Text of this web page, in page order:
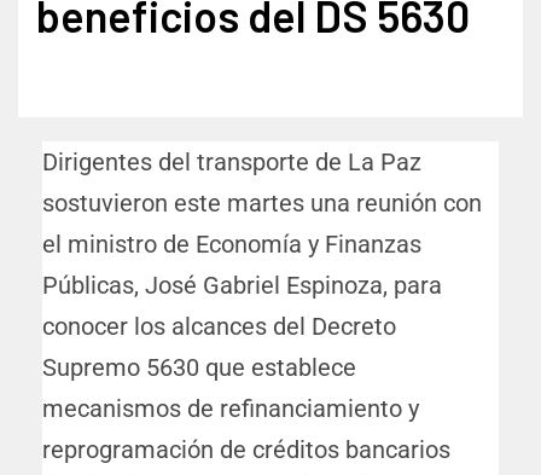
beneficios del DS 5630
Dirigentes del transporte de La Paz
sostuvieron este martes una reunión con
el ministro de Economía y Finanzas
Públicas, José Gabriel Espinoza, para
conocer los alcances del Decreto
Supremo 5630 que establece
mecanismos de refinanciamiento y
reprogramación de créditos bancarios